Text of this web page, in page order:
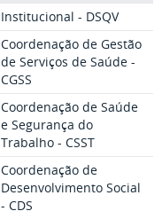
Institucional - DSQV
Coordenação de Gestão
de Serviços de Saúde -
CGSS
Coordenação de Saúde
e Segurança do
Trabalho - CSST
Coordenação de
Desenvolvimento Social
- CDS